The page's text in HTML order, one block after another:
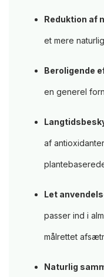
Reduktion af
et mere
Beroligende
en generel
af
Let
passer ind i
målrettet
Naturlig